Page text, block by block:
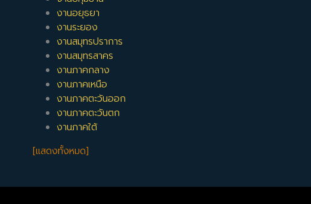
งานอยุธยา
งานระยอง
งานสมุทรปราการ
งานสมุทรสาคร
งานภาคกลาง
งานภาคเหนือ
งานภาคตะวันออก
งานภาคตะวันตก
งานภาคใต้
[แสดงทั้งหมด]